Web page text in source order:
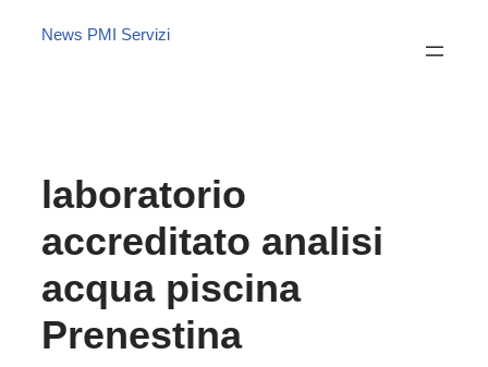
News PMI Servizi
laboratorio
accreditato analisi
acqua piscina
Prenestina